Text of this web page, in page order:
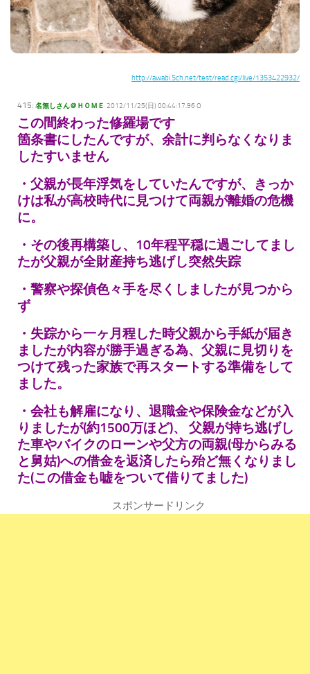
http://awabi.5ch.net/test/read.cgi/live/1353422932/
415: 名無しさん＠ＨＯＭＥ 2012/11/25(日) 00:44:17.96 O
この間終わった修羅場です
箇条書にしたんですが、余計に判らなくなりま
したすいません
・父親が長年浮気をしていたんですが、きっか
けは私が高校時代に見つけて両親が離婚の危機
に。
・その後再構築し、10年程平穏に過ごしてまし
たが父親が全財産持ち逃げし突然失踪
・警察や探偵色々手を尽くしましたが見つから
ず
・失踪から一ヶ月程した時父親から手紙が届き
ましたが内容が勝手過ぎる為、 父親に見切りを
つけて残った家族で再スタートする準備をして
ました。
・会社も解雇になり、退職金や保険金などが入
りましたが(約1500万ほど)、 父親が持ち逃げし
た車やバイクのローンや父方の両親(母からみる
と舅姑)への借金を返済したら殆ど無くなりまし
た(この借金も嘘をついて借りてました)
スポンサードリンク